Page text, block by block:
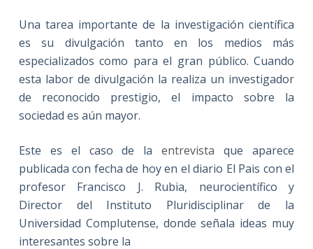
nUna tarea importante de la investigación científica
es su divulgación tanto en los medios más
especializados como para el gran público. Cuando
esta labor de divulgación la realiza un investigador
de reconocido prestigio, el impacto sobre la
sociedad es aún mayor.
Este es el caso de laentrevista que aparece
publicada con fecha de hoy en el diario El Pais con el
profesor Francisco J. Rubia, neurocientífico y
Director del Instituto Pluridisciplinar de la
Universidad Complutense, donde señala ideas muy
interesantes sobre la